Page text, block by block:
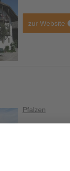
zur Website
Pfalzen